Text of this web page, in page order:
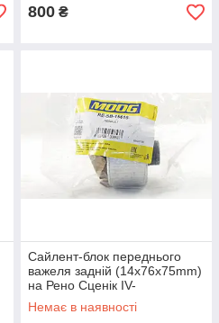
800 ₴
Сайлент-блок переднього
важеля задній (14x76x75mm)
на Рено Сценік IV-
MOOG(Німеччина)
RESB15616
Немає в наявності